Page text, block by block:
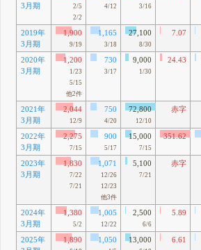
3月期
2/5
2/2
4/12 3/16
2019年
3月期
1,900
9/19
1,165
3/18
27,100
8/30
7.07
2020年
3月期
1,200
1/23
5/15
他2件
730
3/17
9,000
1/30
24.43
2021年
3月期
2,044
12/9
750
4/20
72,800
12/10
赤字
2022年
3月期
2,275
7/15
900
5/17
15,000
7/15
351.62
2023年
3月期
1,830
7/22
7/21
1,071
12/26
12/23
他3件
5,100
7/21
赤字
2024年
3月期
1,380
5/2
1,005
12/22
2,500
6/6
5.89
2025年
1,890 1,050 13,000 6.61